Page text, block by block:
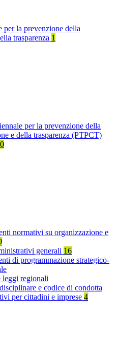
per la prevenzione della
trasparenza 1
per la prevenzione della
e della trasparenza (PTPCT)
normativi su organizzazione e
generali 16
di programmazione strategico-
leggi regionali
e codice di condotta
per cittadini e imprese 4